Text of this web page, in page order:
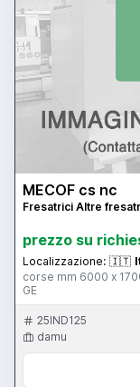
MECOF cs nc
Fresatrici Altre
prezzo su
Localizzazione: 🇮🇹
corse mm 6000 x
GE
25IND125
damu